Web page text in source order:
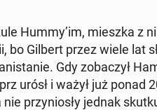
Hummy’im, mieszka z
Gilbert przez wiele lat
Gdy zo­ba­czył
urósł i ważył już ponad
przy­nio­sły jednak